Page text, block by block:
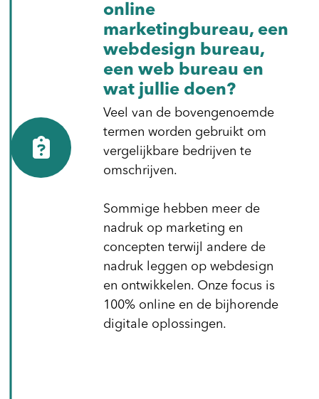
online
marketingbureau, een
webdesign bureau,
een web bureau en
wat jullie doen?
Veel van de bovengenoemde
termen worden gebruikt om
vergelijkbare bedrijven te
omschrijven.
Sommige hebben meer de
nadruk op marketing en
concepten terwijl andere de
nadruk leggen op webdesign
en ontwikkelen. Onze focus is
100% online en de bijhorende
digitale oplossingen.